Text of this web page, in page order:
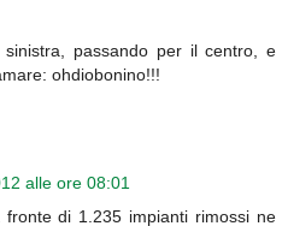
passando per il centro, e
ohdiobonino!!!
alle ore 08:01
di 1.235 impianti rimossi ne